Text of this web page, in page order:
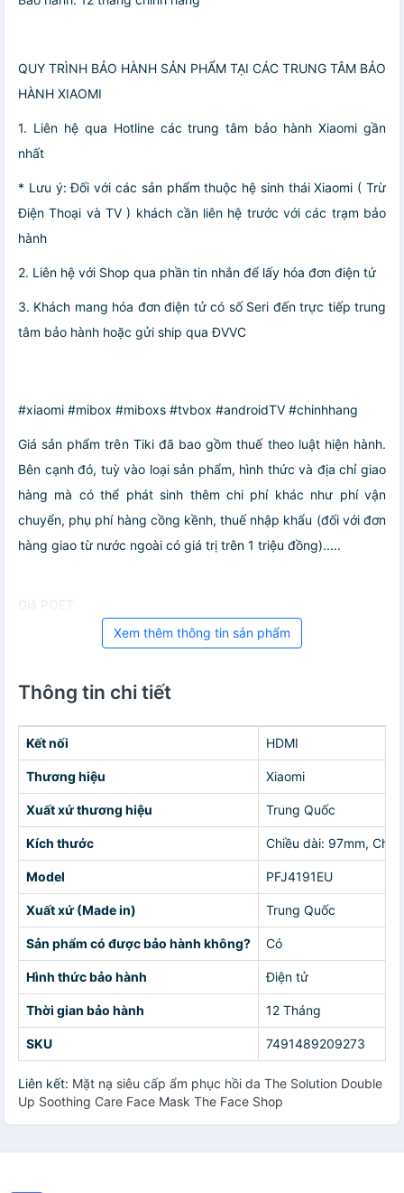
QUY TRÌNH BẢO HÀNH SẢN PHẨM TẠI CÁC TRUNG TÂM BẢO
HÀNH XIAOMI
1. Liên hệ qua Hotline các trung tâm bảo hành Xiaomi gần
nhất
* Lưu ý: Đối với các sản phẩm thuộc hệ sinh thái Xiaomi ( Trừ
Điện Thoại và TV ) khách cần liên hệ trước với các trạm bảo
hành
2. Liên hệ với Shop qua phần tin nhắn để lấy hóa đơn điện tử
3. Khách mang hóa đơn điện tử có số Seri đến trực tiếp trung
tâm bảo hành hoặc gửi ship qua ĐVVC
#xiaomi #mibox #miboxs #tvbox #androidTV #chinhhang
Giá sản phẩm trên Tiki đã bao gồm thuế theo luật hiện hành.
Bên cạnh đó, tuỳ vào loại sản phẩm, hình thức và địa chỉ giao
hàng mà có thể phát sinh thêm chi phí khác như phí vận
chuyển, phụ phí hàng cồng kềnh, thuế nhập khẩu (đối với đơn
hàng giao từ nước ngoài có giá trị trên 1 triệu đồng).....
Giá POET
Xem thêm thông tin sản phẩm
Thông tin chi tiết
Kết nối HDMI
Thương hiệu Xiaomi
Xuất xứ thương hiệu Trung Quốc
Kích thước Chiều dài: 97mm,
Model PFJ4191EU
Xuất xứ (Made in) Trung Quốc
Sản phẩm có được bảo hành không? Có
Hình thức bảo hành Điện tử
Thời gian bảo hành 12 Tháng
SKU 7491489209273
Liên kết: Mặt nạ siêu cấp ẩm phục hồi da The Solution Double
Up Soothing Care Face Mask The Face Shop